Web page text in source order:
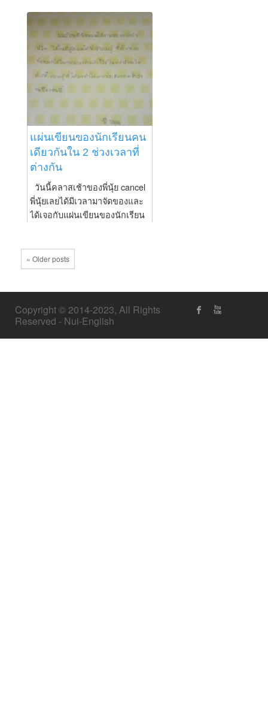
ใช้ might be ไม่ใช่ might being
ถ้าตอบกันตามหลักการนะคะก็
คือ verb to be มันมีหลายตัว เช่น
is...
แผ่นเขียนของนักเรียนคน
เดียวกันใน 2 ช่วงเวลาที่
ต่างกัน
วันนี้คลาสเช้าของพี่นุ้ย cancel
พี่นุ้ยเลยได้มีเวลามาจัดของและ
ได้เจอกับแผ่นเขียนของนักเรียน
เขียนตอนที่สอบเข้าเรียนโทได้ไม่
นานมานี้ ส่วนแผ่นก่อนหน้านั้น
ที่พระจอมเกล้าไม่ผ่านแล้วก็มาส
อบผ่านหลังเรียนไปช่วงหนึ่ง
ปากกาที่เขียนไว้แทบจะจางจน
« Older posts
Copyright © 2014-2023, All Rights
Reserved - Nui-English